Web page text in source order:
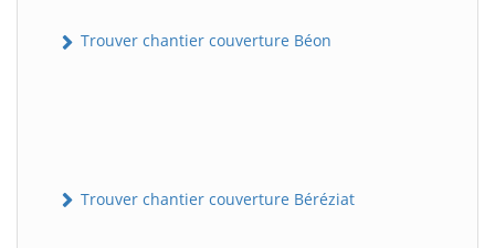
Trouver chantier couverture Béon
Trouver chantier couverture Béréziat